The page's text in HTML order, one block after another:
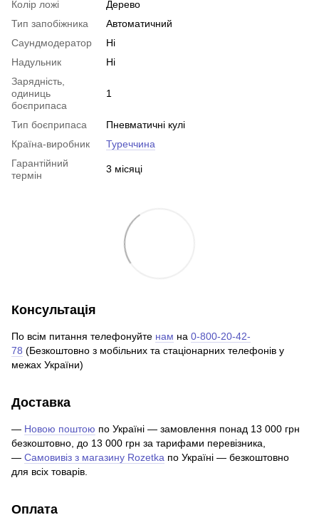
Колір ложі
Дерево
Тип запобіжника
Автоматичний
Саундмодератор
Ні
Надульник
Ні
Зарядність,
одиниць
боєприпаса
1
Тип боєприпаса
Пневматичні кулі
Країна-виробник
Туреччина
Гарантійний
термін
3 місяці
Консультація
По всім питання телефонуйте нам на 0-800-20-42-
78 (Безкоштовно з мобільних та стаціонарних телефонів у
межах України)
Доставка
— Новою поштою по Україні — замовлення понад 13 000 грн
безкоштовно, до 13 000 грн за тарифами перевізника,
— Самовивіз з магазину Rozetka по Україні — безкоштовно
для всіх товарів.
Оплата